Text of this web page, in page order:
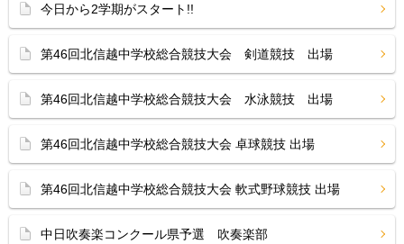
今日から2学期がスタート!!
第46回北信越中学校総合競技大会 剣道競技 出場
第46回北信越中学校総合競技大会 水泳競技 出場
第46回北信越中学校総合競技大会 卓球競技 出場
第46回北信越中学校総合競技大会 軟式野球競技 出場
中日吹奏楽コンクール県予選 吹奏楽部